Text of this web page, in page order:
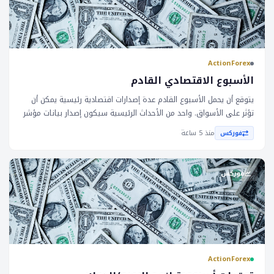
ActionForex
الأسبوع الاقتصادي القادم
يتوقع أن يحمل الأسبوع القادم عدة إصدارات اقتصادية رئيسية يمكن أن
تؤثر على الأسواق. واحد من الأحداث الرئيسية سيكون إصدار بيانات مؤشر
الأسعار الاستهلاكي (__) لشهر يوليو، الذي من المتوقع أن يظهر زيادة
معتدلة في التضخم. بالإضافة إلى ذلك، من المتوقع أن ترتفع الإنفاق
تحت الضغط بسبب ارتفاع أسعار الفائدة على القروض العقارية. في
أستراليا، من المتوقع أن تحتفظ بنك الاحتياطي الأسترالي (__) بأسعار
الفائدة دون تغيير مع الحفاظ على موقف متحفز. تعد هذه المؤشرات
الاقتصادية حاسمة للأسواق لأنها يمكن أن تؤثر على قرارات السياسة
النقدية وتؤثر على قيم العملات. زيادة معتدلة في __ يمكن أن تؤدي إلى
انخفاض في قيمة العملات إذا أشار إلى تباطؤ في النمو الاقتصادي. من
ناحية أخرى، يمكن أن يؤدي ارتفاع الإنفاق التجزئي إلى تعزيز الاقتصاد
وزيادة قيمة العملات. يمكن أن يؤثر قرار __ بتحديد أسعار الفائدة دون
فوركس منذ 5 ساعة
فوركس
ActionForex